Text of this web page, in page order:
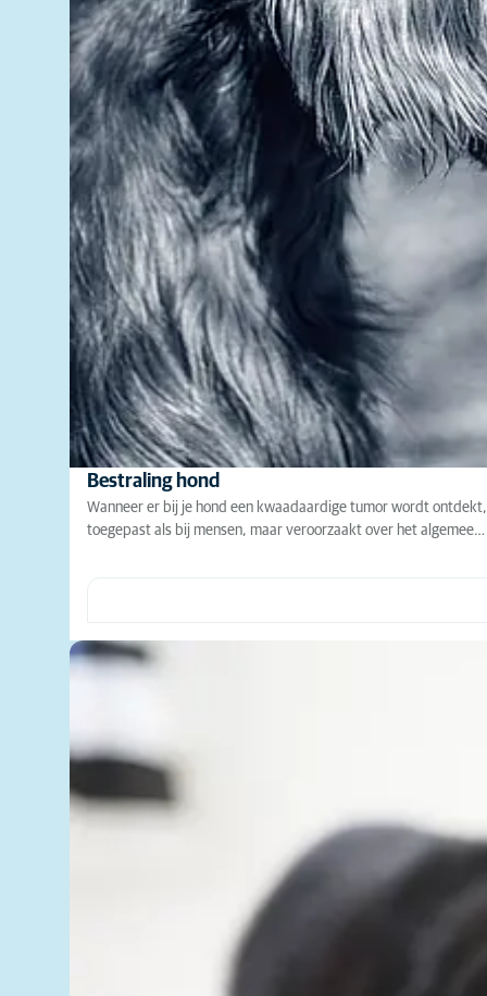
Bestraling hond
Wanneer er bij je hond een kwaadaardige tumor wordt
toegepast als bij mensen, maar veroorzaakt over het algemee…